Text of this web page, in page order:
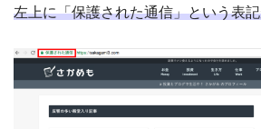
左上に「保護された通信」という表